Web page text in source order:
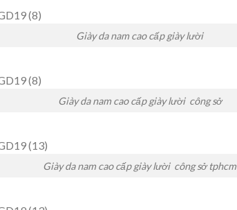
Giày da nam cao cấp giày lười
Giày da nam cao cấp giày lười công sở
Giày da nam cao cấp giày lười công sở tphcm